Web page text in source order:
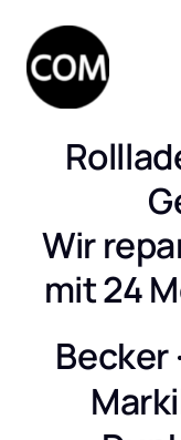
Wir
mit 24
Becker